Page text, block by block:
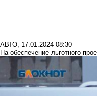
АВТО, 17.01.2024 08:30
На обеспечение льготного